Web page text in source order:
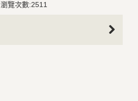
瀏覽次數:2511